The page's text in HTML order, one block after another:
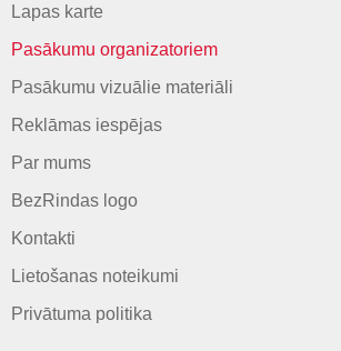
Lapas karte
Pasākumu organizatoriem
Pasākumu vizuālie materiāli
Reklāmas iespējas
Par mums
BezRindas logo
Kontakti
Lietošanas noteikumi
Privātuma politika